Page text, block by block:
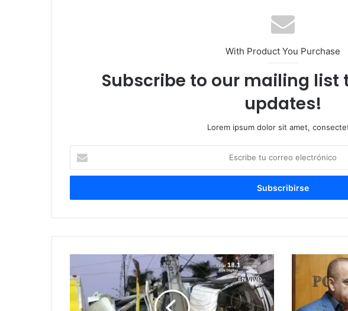
With Product You Purchase
Subscribe to our mailing list
updates!
Lorem ipsum dolor sit amet,
correo